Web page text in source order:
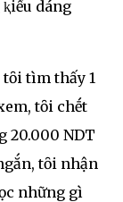
dáng
tȏi tìm thấy 1
tȏi chḗt
20.000 NDT
tȏi nhận
những gì